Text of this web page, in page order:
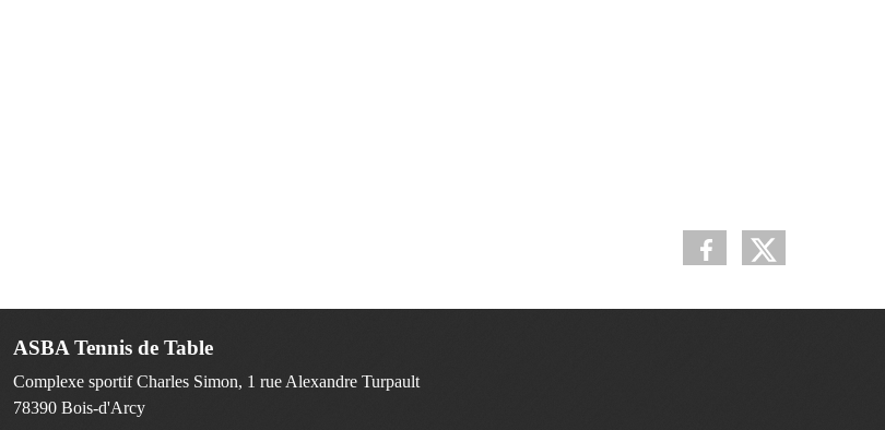
ASBA Tennis de Table
Complexe sportif Charles Simon, 1 rue Alexandre Turpault
78390 Bois-d'Arcy